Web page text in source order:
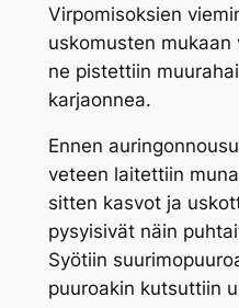
Virpomisoksien
uskomusten
ne pistettiin
karjaonnea.
Ennen
veteen laitettiin
sitten kasvot ja
pysyisivät näin
Syötiin
puuroakin kutsuttiin